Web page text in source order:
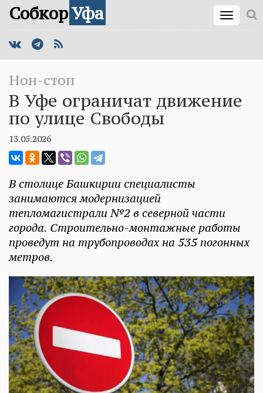
СобкорУфа
Нон-стоп
В Уфе ограничат движение
по улице Свободы
13.05.2026
В столице Башкирии специалисты
занимаются модернизацией
тепломагистрали №2 в северной части
города. Строительно-монтажные работы
проведут на трубопроводах на 535 погонных
метров.